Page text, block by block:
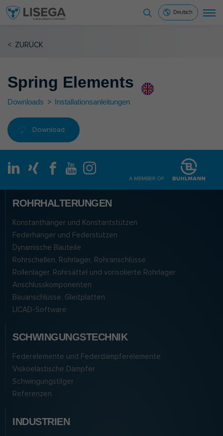
Deutsch
< ZURÜCK
Spring Elements
Downloads > Installationsanleitungen
Download
ROHRHALTERUNGEN
Konstanthänger und Konstantstützen
Federhänger und Federstützen
Dynamische Bauteile
Rohrschellen, Rohrlager, Rohranschlüsse
Rollenlager, Rohrsättel und vorisolierte Rohrlager
Anschlusskomponenten
Bauanschlüsse, Gleitplatten
LICAD-Software
SCHWINGUNGSTECHNIK
Federelemente und Federdämpferelemente
Viskoelastische Dämpfer
Schwingungstilger
Referenzen
INDUSTRIEN